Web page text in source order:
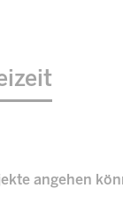
angehen